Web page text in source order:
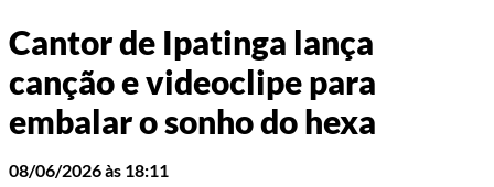
Cantor de Ipatinga lança
canção e videoclipe para
embalar o sonho do hexa
08/06/2026 às 18:11